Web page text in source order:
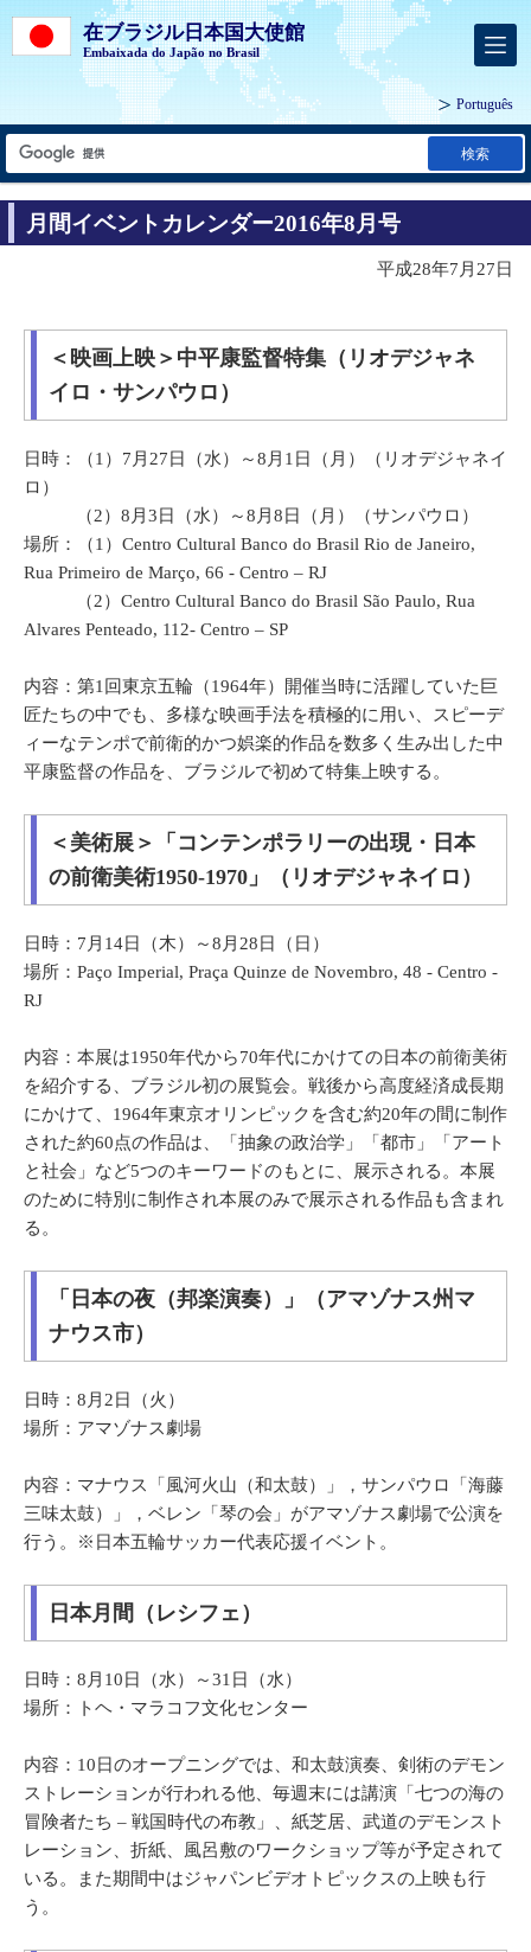
在ブラジル日本国大使館
Embaixada do Japão no Brasil
Português
検索
月間イベントカレンダー2016年8月号
平成28年7月27日
＜映画上映＞中平康監督特集（リオデジャネ
イロ・サンパウロ）
日時：（1）7月27日（水）～8月1日（月）（リオデジャネイ
ロ）
（2）8月3日（水）～8月8日（月）（サンパウロ）
場所：（1）Centro Cultural Banco do Brasil Rio de Janeiro,
Rua Primeiro de Março, 66 - Centro – RJ
（2）Centro Cultural Banco do Brasil São Paulo, Rua
Alvares Penteado, 112- Centro – SP
内容：第1回東京五輪（1964年）開催当時に活躍していた巨
匠たちの中でも、多様な映画手法を積極的に用い、スピーデ
ィーなテンポで前衛的かつ娯楽的作品を数多く生み出した中
平康監督の作品を、ブラジルで初めて特集上映する。
＜美術展＞「コンテンポラリーの出現・日本
の前衛美術1950-1970」（リオデジャネイロ）
日時：7月14日（木）～8月28日（日）
場所：Paço Imperial, Praça Quinze de Novembro, 48 - Centro -
RJ
内容：本展は1950年代から70年代にかけての日本の前衛美術
を紹介する、ブラジル初の展覧会。戦後から高度経済成長期
にかけて、1964年東京オリンピックを含む約20年の間に制作
された約60点の作品は、「抽象の政治学」「都市」「アート
と社会」など5つのキーワードのもとに、展示される。本展
のために特別に制作され本展のみで展示される作品も含まれ
る。
「日本の夜（邦楽演奏）」（アマゾナス州マ
ナウス市）
日時：8月2日（火）
場所：アマゾナス劇場
内容：マナウス「風河火山（和太鼓）」，サンパウロ「海藤
三味太鼓）」，ベレン「琴の会」がアマゾナス劇場で公演を
行う。※日本五輪サッカー代表応援イベント。
日本月間（レシフェ）
日時：8月10日（水）～31日（水）
場所：トヘ・マラコフ文化センター
内容：10日のオープニングでは、和太鼓演奏、剣術のデモン
ストレーションが行われる他、毎週末には講演「七つの海の
冒険者たち – 戦国時代の布教」、紙芝居、武道のデモンスト
レーション、折紙、風呂敷のワークショップ等が予定されて
いる。また期間中はジャパンビデオトピックスの上映も行
う。